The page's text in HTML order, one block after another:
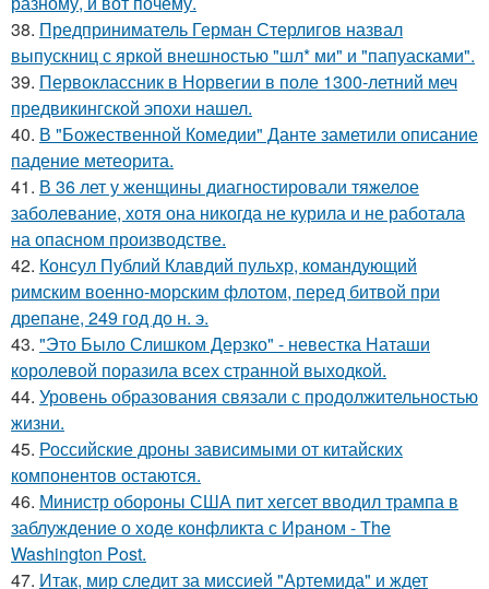
38. Предприниматель Герман Стерлигов назвал
выпускниц с яркой внешностью "шл* ми" и "папуасками".
39. Первоклассник в Норвегии в поле 1300-летний меч
предвикингской эпохи нашел.
40. В "Божественной Комедии" Данте заметили описание
падение метеорита.
41. В 36 лет у женщины диагностировали тяжелое
заболевание, хотя она никогда не курила и не работала
на опасном производстве.
42. Консул Публий Клавдий пульхр, командующий
римским военно-морским флотом, перед битвой при
дрепане, 249 год до н. э.
43. "Это Было Слишком Дерзко" - невестка Наташи
королевой поразила всех странной выходкой.
44. Уровень образования связали с продолжительностью
жизни.
45. Российские дроны зависимыми от китайских
компонентов остаются.
46. Министр обороны США пит хегсет вводил трампа в
заблуждение о ходе конфликта с Ираном - The
Washington Post.
47. Итак, мир следит за миссией "Артемида" и ждет